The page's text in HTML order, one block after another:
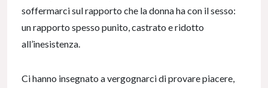
soffermarci sul rapporto che la donna ha con il sesso:
un rapporto spesso punito, castrato e ridotto
all’inesistenza.
Ci hanno insegnato a vergognarci di provare piacere,